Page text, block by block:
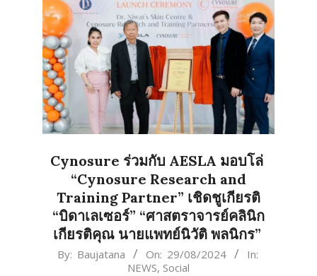
Cynosure ร่วมกับ AESLA มอบโล่
“Cynosure Research and
Training Partner” เชิดชูเกียรติ
“บิดาเลเซอร์” “ศาสตราจารย์คลินิก
เกียรติคุณ นายแพทย์นิวัติ พลนิกร”
2024-
By: Baujatana On: 29/08/2024
In:
NEWS, Social